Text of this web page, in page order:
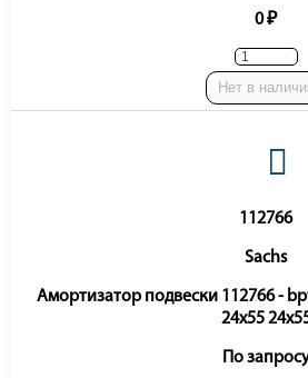
0 ₽
Нет в
112766
Sachs
Амортизатор подвески 112766 -
24x55
По